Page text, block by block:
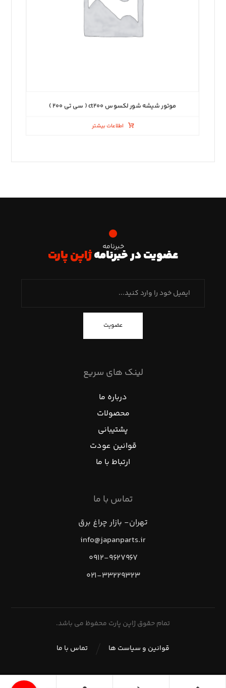
موتور شیشه شور لکسوس ct۲۰۰ ( سی تی ۲۰۰ )
اطلاعات بیشتر
خبرنامه
عضویت در خبرنامهژاپن پارت
عضویت
لینک های سریع
درباره ما
محصولات
پشتیبانی
قوانین عودت
ارتباط با ما
تماس با ما
تهران- بازار چراغ برق
info@japanparts.ir
۰۹۱۲-۹۶۲۷۹۶۷
۰۲۱-۳۳۲۲۹۳۲۳
تمام حقوق ژاپن پارت محفوظ می باشد.
تماس با ما قوانین و سیاست ها